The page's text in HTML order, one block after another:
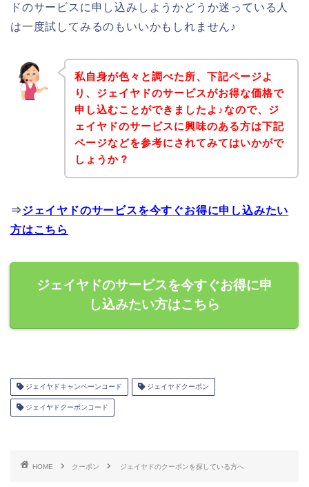
ドのサービスに申し込みしようかどうか迷っている人
は一度試してみるのもいいかもしれません♪
私自身が色々と調べた所、下記ページよ
り、ジェイヤドのサービスがお得な価格で
申し込むことができましたよ♪なので、ジ
ェイヤドのサービスに興味のある方は下記
ページなどを参考にされてみてはいかがで
しょうか？
⇒ジェイヤドのサービスを今すぐお得に申し込みたい
方はこちら
ジェイヤドのサービスを今すぐお得に申
し込みたい方はこちら
ジェイヤドキャンペーンコード ジェイヤドクーポン
ジェイヤドクーポンコード
HOME クーポン ジェイヤドのクーポンを探している方へ